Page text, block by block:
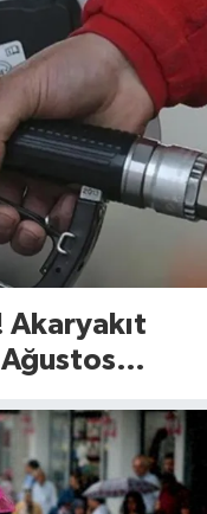
Akaryakıt